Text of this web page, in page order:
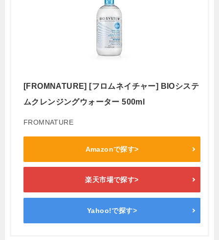
[FROMNATURE] [フロムネイチャー] BIOシステ
ムクレンジングウォーター 500ml
FROMNATURE
Amazonで探す>
楽天市場で探す>
Yahoo!で探す>